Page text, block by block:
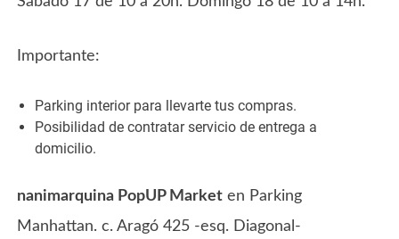
Importante:
Parking interior para llevarte tus compras.
Posibilidad de contratar servicio de entrega a
domicilio.
nanimarquina PopUP Market en Parking
Manhattan. c. Aragó 425 -esq. Diagonal-